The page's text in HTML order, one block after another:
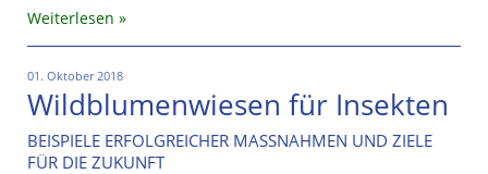
Weiterlesen
01. Oktober 2018
Wildblumenwiesen für Insekten
BEISPIELE ERFOLGREICHER MASSNAHMEN UND ZIELE
FÜR DIE ZUKUNFT